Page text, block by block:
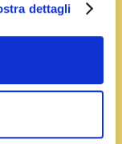
dettagli
già caldo a
fino a
il brodo.
aromi,
vivo con un filo
il riso sarà